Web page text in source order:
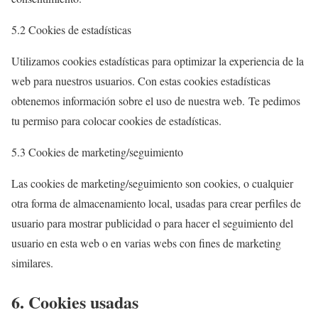
5.2 Cookies de estadísticas
Utilizamos cookies estadísticas para optimizar la experiencia de la
web para nuestros usuarios. Con estas cookies estadísticas
obtenemos información sobre el uso de nuestra web. Te pedimos
tu permiso para colocar cookies de estadísticas.
5.3 Cookies de marketing/seguimiento
Las cookies de marketing/seguimiento son cookies, o cualquier
otra forma de almacenamiento local, usadas para crear perfiles de
usuario para mostrar publicidad o para hacer el seguimiento del
usuario en esta web o en varias webs con fines de marketing
similares.
6. Cookies usadas